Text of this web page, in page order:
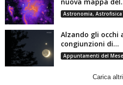
Astronomia, Astrofisica
Alzando gli occhi
congiunzioni di...
Appuntamenti del Mese
Carica altri